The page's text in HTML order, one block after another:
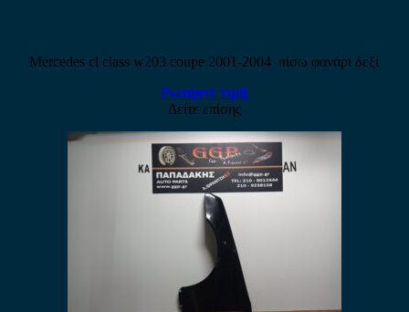
Mercedes cl class w203 coupe 2001-2004 πίσω φανάρι δεξί
Ρωτήστε τιμή
Δείτε επίσης